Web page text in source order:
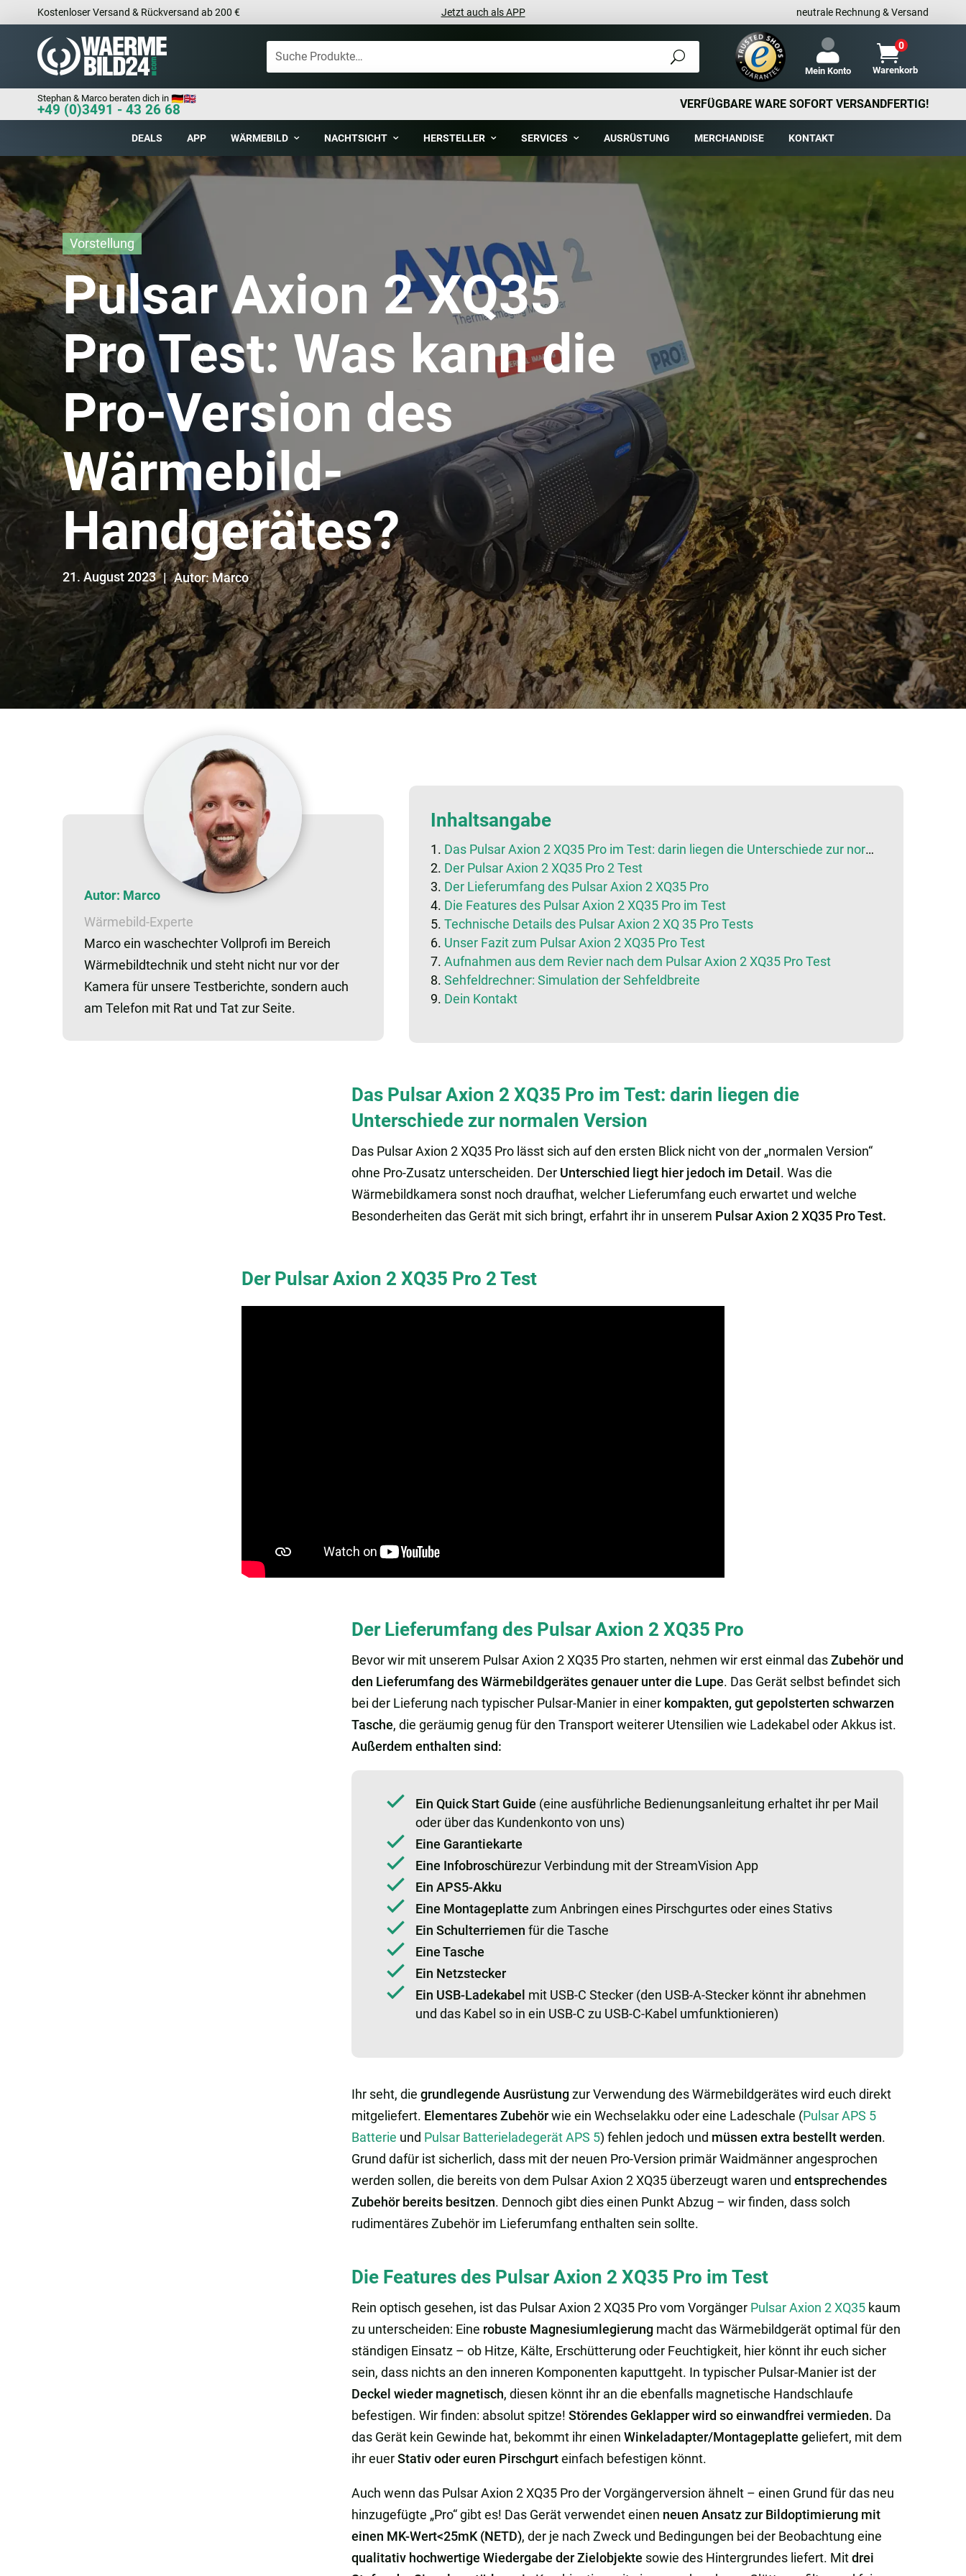
Kostenloser Versand & Rückversand ab 200 € Jetzt auch als APP neutrale Rechnung & Versand
Mein Konto
0
Warenkorb
Stephan & Marco beraten dich in
+49 (0)3491 - 43 26 68 VERFÜGBARE WARE SOFORT VERSANDFERTIG!
DEALS APP WÄRMEBILD NACHTSICHT HERSTELLER SERVICES AUSRÜSTUNG MERCHANDISE KONTAKT
Vorstellung
Pulsar Axion 2 XQ35
Pro Test: Was kann die
Pro-Version des
Wärmebild-
Handgerätes?
21. August 2023 Autor: Marco
Autor: Marco
Wärmebild-Experte
Marco ein waschechter Vollprofi im Bereich
Wärmebildtechnik und steht nicht nur vor der
Kamera für unsere Testberichte, sondern auch
am Telefon mit Rat und Tat zur Seite.
Inhaltsangabe
Das Pulsar Axion 2 XQ35 Pro im Test: darin liegen die Unterschiede zur normalen Version
Der Pulsar Axion 2 XQ35 Pro 2 Test
Der Lieferumfang des Pulsar Axion 2 XQ35 Pro
Die Features des Pulsar Axion 2 XQ35 Pro im Test
Technische Details des Pulsar Axion 2 XQ 35 Pro Tests
Unser Fazit zum Pulsar Axion 2 XQ35 Pro Test
Aufnahmen aus dem Revier nach dem Pulsar Axion 2 XQ35 Pro Test
Sehfeldrechner: Simulation der Sehfeldbreite
Dein Kontakt
Das Pulsar Axion 2 XQ35 Pro im Test: darin liegen die
Unterschiede zur normalen Version
Das Pulsar Axion 2 XQ35 Pro lässt sich auf den ersten Blick nicht von der „normalen Version“
ohne Pro-Zusatz unterscheiden. Der Unterschied liegt hier jedoch im Detail . Was die
Wärmebildkamera sonst noch draufhat, welcher Lieferumfang euch erwartet und welche
Besonderheiten das Gerät mit sich bringt, erfahrt ihr in unserem Pulsar Axion 2 XQ35 Pro Test.
Der Pulsar Axion 2 XQ35 Pro 2 Test
Der Lieferumfang des Pulsar Axion 2 XQ35 Pro
Bevor wir mit unserem Pulsar Axion 2 XQ35 Pro starten, nehmen wir erst einmal dasZubehör und
den Lieferumfang des Wärmebildgerätes genauer unter die Lupe. Das Gerät selbst befindet sich
bei der Lieferung nach typischer Pulsar-Manier in einer kompakten, gut gepolsterten schwarzen
Tasche, die geräumig genug für den Transport weiterer Utensilien wie Ladekabel oder Akkus ist.
Außerdem enthalten sind:
Ein Quick Start Guide (eine ausführliche Bedienungsanleitung erhaltet ihr per Mail
oder über das Kundenkonto von uns)
Eine Garantiekarte
Eine Infobroschürezur Verbindung mit der StreamVision App
Ein APS5-Akku
Eine Montageplatte zum Anbringen eines Pirschgurtes oder eines Stativs
Ein Schulterriemen für die Tasche
Eine Tasche
Ein Netzstecker
Ein USB-Ladekabel mit USB-C Stecker (den USB-A-Stecker könnt ihr abnehmen
und das Kabel so in ein USB-C zu USB-C-Kabel umfunktionieren)
Ihr seht, die grundlegende Ausrüstungzur Verwendung des Wärmebildgerätes wird euch direkt
mitgeliefert. Elementares Zubehörwie ein Wechselakku oder eine Ladeschale (Pulsar APS 5
Batterie und Pulsar Batterieladegerät APS 5) fehlen jedoch und müssen extra bestellt werden.
Grund dafür ist sicherlich, dass mit der neuen Pro-Version primär Waidmänner angesprochen
werden sollen, die bereits von dem Pulsar Axion 2 XQ35 überzeugt waren und entsprechendes
Zubehör bereits besitzen. Dennoch gibt dies einen Punkt Abzug – wir finden, dass solch
rudimentäres Zubehör im Lieferumfang enthalten sein sollte.
Die Features des Pulsar Axion 2 XQ35 Pro im Test
Rein optisch gesehen, ist das Pulsar Axion 2 XQ35 Pro vom Vorgänger Pulsar Axion 2 XQ35kaum
zu unterscheiden: Eine robuste Magnesiumlegierungmacht das Wärmebildgerät optimal für den
ständigen Einsatz – ob Hitze, Kälte, Erschütterung oder Feuchtigkeit, hier könnt ihr euch sicher
sein, dass nichts an den inneren Komponenten kaputtgeht. In typischer Pulsar-Manier ist der
Deckel wieder magnetisch, diesen könnt ihr an die ebenfalls magnetische Handschlaufe
befestigen. Wir finden: absolut spitze! Störendes Geklapper wird so einwandfrei vermieden. Da
das Gerät kein Gewinde hat, bekommt ihr einen Winkeladapter/Montageplatte geliefert, mit dem
ihr euerStativ oder euren Pirschgurteinfach befestigen könnt.
Auch wenn das Pulsar Axion 2 XQ35 Pro der Vorgängerversion ähnelt – einen Grund für das neu
hinzugefügte „Pro“ gibt es! Das Gerät verwendet einen neuen Ansatz zur Bildoptimierung mit
einen MK-Wert<25mK (NETD), der je nach Zweck und Bedingungen bei der Beobachtung eine
qualitativ hochwertige Wiedergabe der Zielobjekte sowie des Hintergrundes liefert. Mitdrei